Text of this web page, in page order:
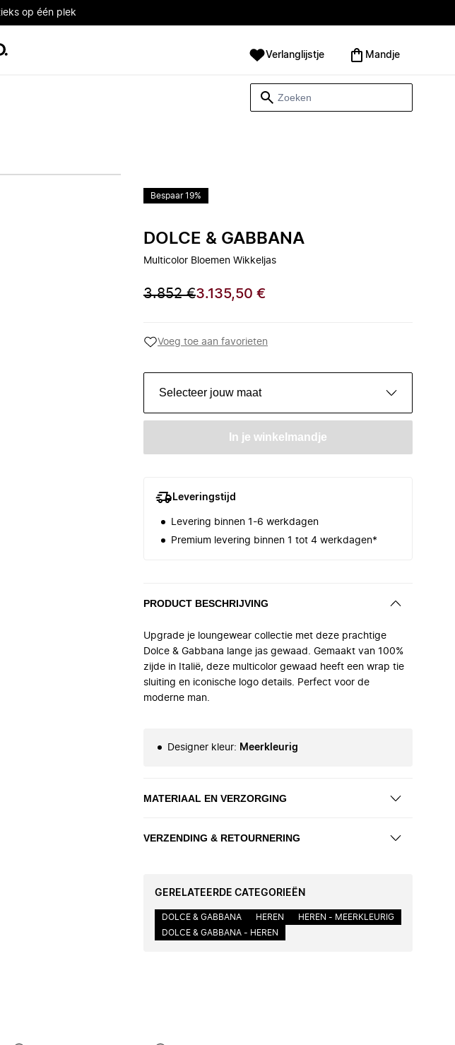
op één plek
Verlanglijstje Mandje
Bespaar 19%
DOLCE & GABBANA
Multicolor Bloemen Wikkeljas
3.852 €3.135,50 €
Voeg toe aan favorieten
Selecteer jouw maat
In je winkelmandje
Leveringstijd
Levering binnen 1-6 werkdagen
Premium levering binnen 1 tot 4 werkdagen*
PRODUCT BESCHRIJVING
Upgrade je loungewear collectie met deze prachtige
Dolce & Gabbana lange jas gewaad. Gemaakt van 100%
zijde in Italië, deze multicolor gewaad heeft een wrap tie
sluiting en iconische logo details. Perfect voor de
moderne man.
Designer kleur: Meerkleurig
MATERIAAL EN VERZORGING
VERZENDING & RETOURNERING
GERELATEERDE CATEGORIEËN
DOLCE & GABBANA HEREN
HEREN - MEERKLEURIG
DOLCE & GABBANA - HEREN